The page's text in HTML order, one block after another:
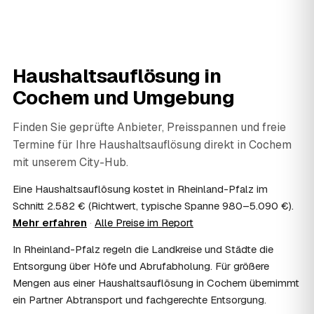
ohne Aufsehen, unauffällige Fahrzeuge sind möglich und
persönliche Gegenstände werden respektvoll behandelt.
Gerade nach einem Trauerfall in Cochem bleibt alles
07 Ist die Haushaltsauflösung im Nachlass
steuerlich absetzbar?
Häufig ja: Im Nachlass können die Kosten einer
Erbschaftsteuer mindern, bei vermieteten Objekten teils
als Werbungskosten. Sie erhalten eine ordentliche
Rechnung als Beleg. Verbindlich klärt das Ihr
08 Muss ich als Erbe in Cochem vor Ort anwesend
sein?
Nein, Sie müssen nicht durchgängig anwesend sein. Viele
Erben übergeben in Cochem nur die Schlüssel und lassen
Haushaltsauflösung in
Cochem und Umgebung
Finden Sie geprüfte Anbieter, Preisspannen und freie
Termine für Ihre Haushaltsauflösung direkt in Cochem
mit unserem City-Hub.
Eine Haushaltsauflösung kostet in Rheinland-Pfalz im
Schnitt 2.582 € (Richtwert, typische Spanne 980–5.090 €).
Mehr erfahren · Alle Preise im Report
In Rheinland-Pfalz regeln die Landkreise und Städte die
Entsorgung über Höfe und Abrufabholung. Für größere
Mengen aus einer Haushaltsauflösung in Cochem übernimmt
ein Partner Abtransport und fachgerechte Entsorgung.